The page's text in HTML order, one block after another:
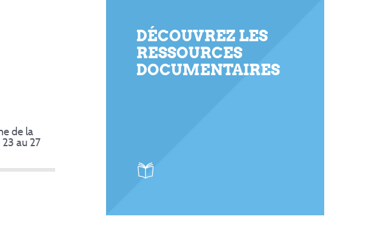
de la
au 27
DÉCOUVREZ LES
RESSOURCES
DOCUMENTAIRES